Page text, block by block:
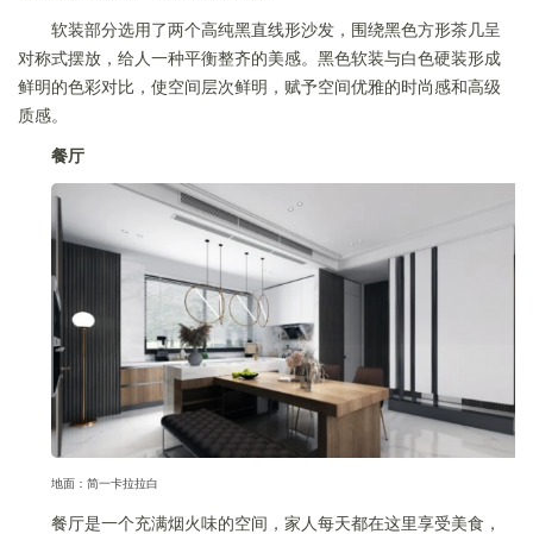
软装部分选用了两个高纯黑直线形沙发，围绕黑色方形茶几呈
对称式摆放，给人一种平衡整齐的美感。黑色软装与白色硬装形成
鲜明的色彩对比，使空间层次鲜明，赋予空间优雅的时尚感和高级
质感。
餐厅
地面：简一卡拉拉白
餐厅是一个充满烟火味的空间，家人每天都在这里享受美食，